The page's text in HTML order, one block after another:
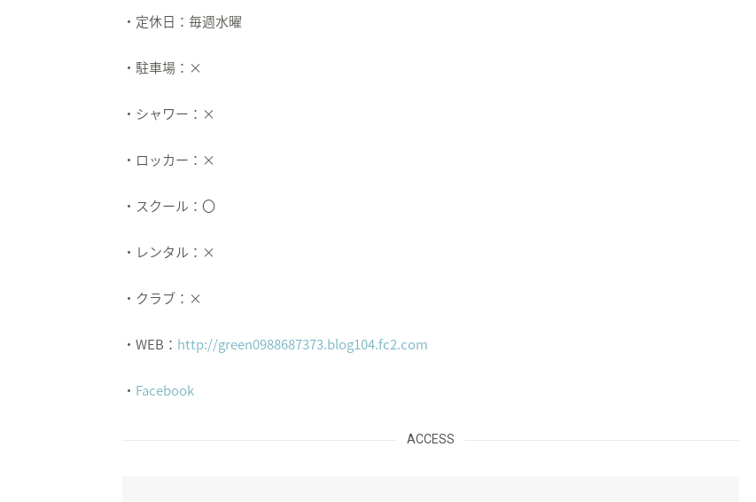
・定休日：毎週水曜
・駐車場：×
・シャワー：×
・ロッカー：×
・スクール：〇
・レンタル：×
・クラブ：×
・WEB： http://green0988687373.blog104.fc2.com
・ Facebook
ACCESS